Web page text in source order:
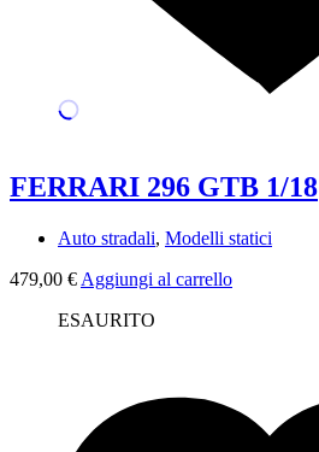
FERRARI 296 GTB 1/18
Auto stradali, Modelli statici
479,00 € Aggiungi al carrello
ESAURITO